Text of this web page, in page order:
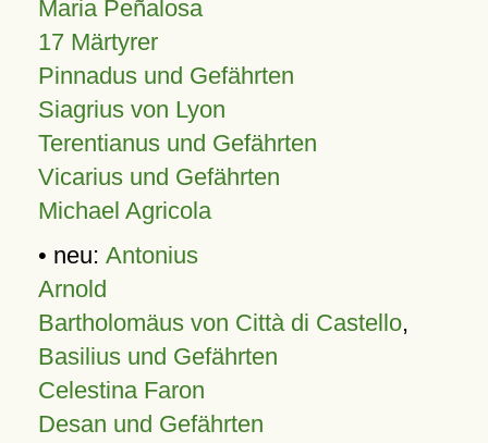
Maria Peñalosa
17 Märtyrer
Pinnadus und Gefährten
Siagrius von Lyon
Terentianus und Gefährten
Vicarius und Gefährten
Michael Agricola
• neu: Antonius
Arnold
Bartholomäus von Città di Castello,
Basilius und Gefährten
Celestina Faron
Desan und Gefährten